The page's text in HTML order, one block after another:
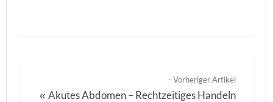
- Vorheriger Artikel
«Akutes Abdomen – Rechtzeitiges Handeln